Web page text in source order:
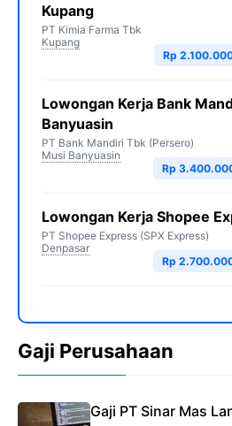
Kupang
PT Kimia Farma Tbk
Kupang
Rp
Lowongan Kerja Bank
Banyuasin
PT Bank Mandiri Tbk (Persero)
Musi Banyuasin
Rp
Lowongan Kerja Shopee
PT Shopee Express (SPX Express)
Denpasar
Rp
Gaji Perusahaan
Gaji PT Sinar Mas